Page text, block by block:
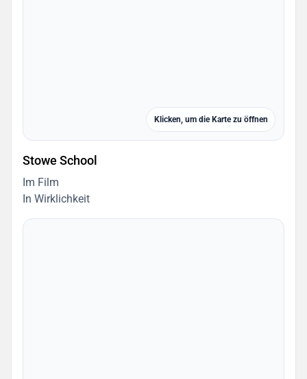
Klicken, um die Karte zu öffnen
Stowe School
Im Film
In Wirklichkeit